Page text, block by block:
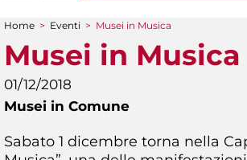
Tu sei qui
Home > Eventi > Musei in Musica
Musei in Musica
01/12/2018
Musei in Comune
Sabato 1 dicembre torna nella